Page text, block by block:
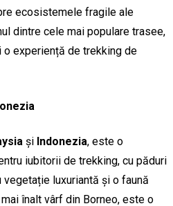
ecosistemele fragile ale
dintre cele mai populare trasee,
experiență de trekking de
și Indonezia, este o
iubitorii de trekking, cu păduri
luxuriantă și o faună
înalt vârf din Borneo, este o